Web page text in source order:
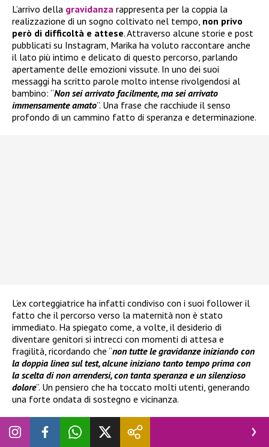
L’arrivo della gravidanza rappresenta per la coppia la
realizzazione di un sogno coltivato nel tempo, non privo
però di difficoltà e attese. Attraverso alcune storie e post
pubblicati su Instagram, Marika ha voluto raccontare anche
il lato più intimo e delicato di questo percorso, parlando
apertamente delle emozioni vissute. In uno dei suoi
messaggi ha scritto parole molto intense rivolgendosi al
bambino: “Non sei arrivato facilmente, ma sei arrivato
immensamente amato”. Una frase che racchiude il senso
profondo di un cammino fatto di speranza e determinazione.
L’ex corteggiatrice ha infatti condiviso con i suoi follower il
fatto che il percorso verso la maternità non è stato
immediato. Ha spiegato come, a volte, il desiderio di
diventare genitori si intrecci con momenti di attesa e
fragilità, ricordando che “non tutte le gravidanze iniziando con
la doppia linea sul test, alcune iniziano tanto tempo prima con
la scelta di non arrendersi, con tanta speranza e un silenzioso
dolore”. Un pensiero che ha toccato molti utenti, generando
una forte ondata di sostegno e vicinanza.
Nel suo racconto è emerso anche il
procreazione medicalmente assistita